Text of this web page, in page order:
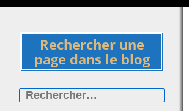
Rechercher une
page dans le blog